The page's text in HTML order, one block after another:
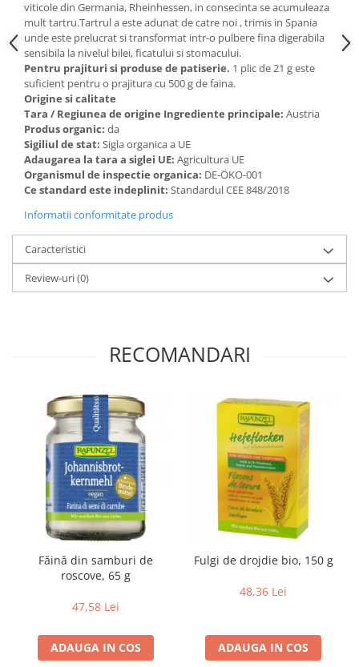
Paste si fidea
Paste bio din emmer
Paste bio din grau
Paste bio din spelta
Paste bio fara gluten
Paste bio integrale
Paste bio pentru copii
Paste fainoase bio
Pateu, sosuri si conserve
Pateu bio si creme vegetale
Sosuri bio
Produse din tomate
Sucuri si bauturi bio
Sirop bio
Sucuri din fructe si legume bio
Superalimente
Pudre proteice bio
Superalimente bio
Uleiuri, grasimi si otet
Grasimi bio
Otet bio
Uleiuri Oxyguard
viticole din Germania, Rheinhessen, in consecinta se acumuleaza
mult tartru.Tartrul a este adunat de catre noi , trimis in Spania
unde este prelucrat si transformat intr-o pulbere fina digerabila
sensibila la nivelul bilei, ficatului si stomacului.
Pentru prajituri si produse de patiserie. 1 plic de 21 g este
suficient pentru o prajitura cu 500 g de faina.
Origine si calitate
Tara / Regiunea de origine Ingrediente principale: Austria
Produs organic: da
Sigiliul de stat: Sigla organica a UE
Adaugarea la tara a siglei UE: Agricultura UE
Organismul de inspectie organica: DE-ÖKO-001
Ce standard este indeplinit: Standardul CEE 848/2018
Informatii conformitate produs
Caracteristici
Review-uri(0)
RECOMANDARI
Făină din samburi de
roscove, 65 g
47,58 Lei
ADAUGA IN COS
Fulgi de drojdie bio, 150 g
48,36 Lei
ADAUGA IN COS